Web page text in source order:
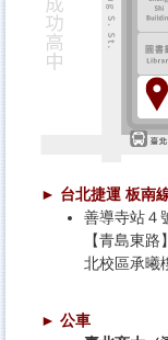
► 台北捷運 板南
善導寺站４
【青島東
北校區承曦
► 公車